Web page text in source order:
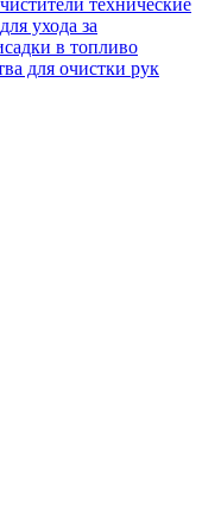
технические
ухода за
в топливо
для очистки рук